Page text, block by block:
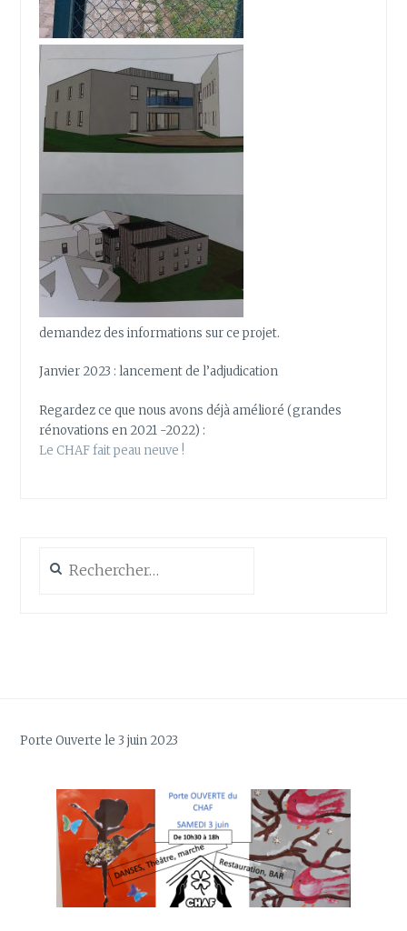
demandez des informations sur ce projet.
Janvier 2023 : lancement de l’adjudication
Regardez ce que nous avons déjà amélioré (grandes
rénovations en 2021 -2022) :
Le CHAF fait peau neuve !
Porte Ouverte le 3 juin 2023